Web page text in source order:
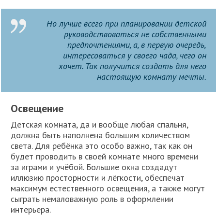
Но лучше всего при планировании детской
руководствоваться не собственными
предпочтениями, а, в первую очередь,
интересоваться у своего чада, чего он
хочет. Так получится создать для него
настоящую комнату мечты.
Освещение
Детская комната, да и вообще любая спальня,
должна быть наполнена большим количеством
света. Для ребёнка это особо важно, так как он
будет проводить в своей комнате много времени
за играми и учёбой. Большие окна создадут
иллюзию просторности и лёгкости, обеспечат
максимум естественного освещения, а также могут
сыграть немаловажную роль в оформлении
интерьера.